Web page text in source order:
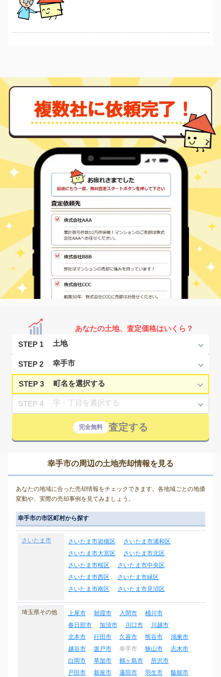
あなたの土地、査定価格はいくら？
STEP 1
STEP 2
STEP 3
STEP 4
完全無料 査定する
幸手市の周辺の土地売却情報を見る
あなたの地域に合った売却情報をチェックできます。各地域ごとの地価
変動や、実際の売却事例を見てみましょう。
幸手市の市区町村から探す
さいたま市 さいたま市岩槻区
さいたま市浦和区
さいたま市大宮区
さいたま市北区
さいたま市桜区
さいたま市中央区
さいたま市西区
さいたま市緑区
さいたま市南区
さいたま市見沼区
埼玉県その他 上尾市 朝霞市 入間市
桶川市
春日部市
加須市 川口市
川越市
北本市
行田市 久喜市 熊谷市
鴻巣市
越谷市
坂戸市 幸手市 狭山市
志木市
白岡市
草加市 鶴ヶ島市
所沢市
戸田市
新座市 蓮田市 羽生市
飯能市